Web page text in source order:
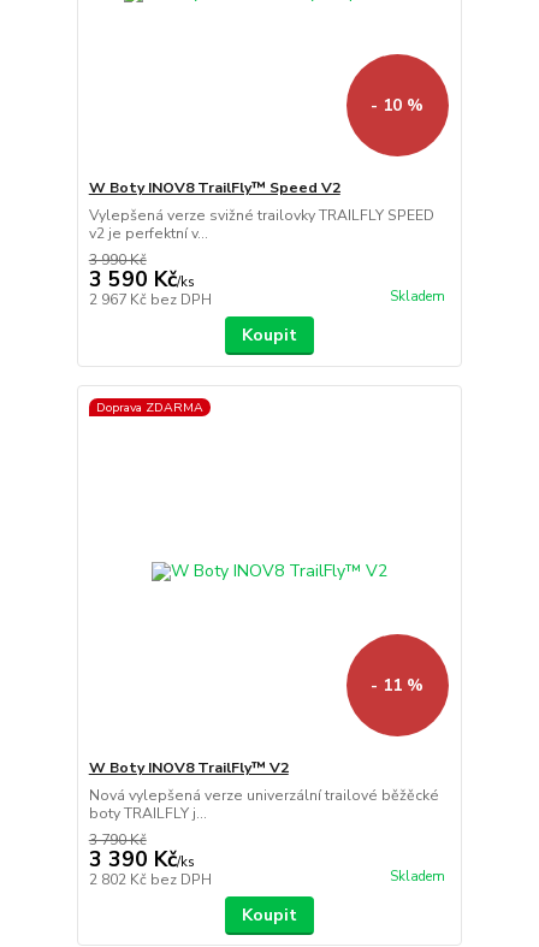
- 10 %
W Boty INOV8 TrailFly™ Speed V2
Vylepšená verze svižné trailovky TRAILFLY SPEED
v2 je perfektní v...
3 990 Kč
3 590 Kč/ks
2 967 Kč bez DPH Skladem
Koupit
Doprava ZDARMA
- 11 %
W Boty INOV8 TrailFly™ V2
Nová vylepšená verze univerzální trailové běžěcké
boty TRAILFLY j...
3 790 Kč
3 390 Kč/ks
2 802 Kč bez DPH Skladem
Koupit